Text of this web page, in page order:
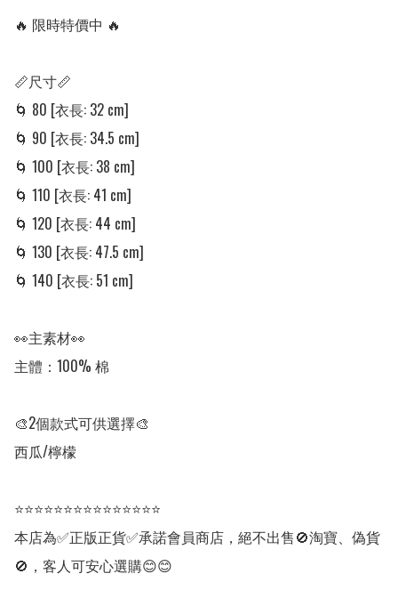
🔥 限時特價中 🔥
📏尺寸📏
🌀 80 [衣長: 32 cm]
🌀 90 [衣長: 34.5 cm]
🌀 100 [衣長: 38 cm]
🌀 110 [衣長: 41 cm]
🌀 120 [衣長: 44 cm]
🌀 130 [衣長: 47.5 cm]
🌀 140 [衣長: 51 cm]
👀主素材👀
主體：100% 棉
🎨2個款式可供選擇🎨
西瓜/檸檬
⭐⭐⭐⭐⭐⭐⭐⭐⭐⭐⭐⭐⭐⭐⭐
本店為✅正版正貨✅承諾會員商店，絕不出售🚫淘寶、偽貨
🚫，客人可安心選購😊😊